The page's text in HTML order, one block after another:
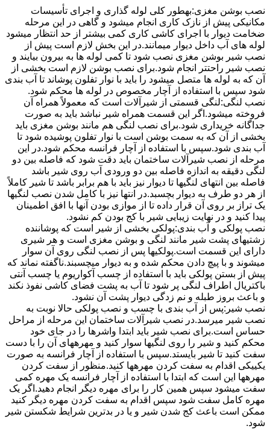
نصب بوشن مغزی:بهطور کلی لوله گذاری و اجرای تأسیسات
مکانیکی پیش از نازک کاری انجام میشود و گاهی در این مرحله
ضخامت دیوار با اجرای کاشی کاری کمی بیشتر از حد انتظار میشود
لوله های آب داخل دیوار میمانند.در این بخش لازم است پیش از
نصب شیر بوشن مغزی نصب شود تا کمی لوله ها به بیرون بیایند و
نصب شیر راحتتر انجام شود.برای نصب بوشن لازم است بخشی از
آن که به لوله ها متصل میشود را باید با نوار تفلون پوشاند تا آب بندی
شود سپس با استفاده از آچار مخصوص در لوله ها محکم شود.
نصب لنگی:لنگی قسمتی از شیرآلات است که معمولاً همراه آن
فروخته میشود.اگر این قسمت همراه شیر نباشد باید به صورت
جداگانه خریداری شود.برای نصب لنگی هم مانند بوشن مغزی باید
بخشی از آن که به سمت بوشن است با نوار تفلون پوشیده شود تا
آب بندی شود.سپس با استفاده از آچار فرانسه محکم شود.در این
مرحله از نصب شیرآلات ساختمان باید دقت شود که فاصله بین دو
لنگی دقیقه به اندازه فاصله بین دو ورودی آب روی شیر باشد
فاصله بین انتهای لنگیها تا دیوار نیز باید با هم برابر باشد تا شیر کاملاً
از هر دو طرف به دیوار بچسبد.در انتها نیز با کامل شدن نصب لنگیها
یک تراز بر روی آن قرار داده تا از موازی بودن آنها با افق اطمینان
پیدا کنید و در نهایت زیبایی شیر با کج بودن کم نشود.
نصب پولکی و آب بندی:پولکی بخشی از شیر است که پوشاننده
زشتیهای پشت شیر مانند لنگی و بوشن مغزی است و هر شیری
دارای این قسمت است.پولکیها پس از نصب لنگی روی آن سوار
میشوند و با پیچ دادن محکم شده و به دیوار میچسبند.ناگفته نماند که
پیش از بستن پولکی باید با استفاده از چسب آکواریوم یا چسب آنتی
باکتریال اطراف لنگی پر شود تا آب به پشت فضای کاشی نفوذ نکند
و باعث بروز طبله و نم زدگی دیوار پشت آن نشود.
نصب شیر:پس از آب بندی با چسب و نصب پولکی حالا نوبت به
نصب شیر میرسد.در نصب شیرآلات ساختمان این مرحله از مراحل
حساس است.برای نصب شیر باید ابتدا واشرها را در جای خود
محکم کنید و شیر را روی لنگیها سوار کنید و مهرههای آن را با دست
سفت کنید تا شیر بایستد.سپس با استفاده از آچار فرانسه به صورت
یکییکی اقدام به سفت کردن مهرهها کنید.منظور از سفت کردن
مهرهها این است که ابتدا با استفاده از آچار فرانسه یک مهره کمی
سفت میشود سپس همین کار را برای مهره دیگر انجام دهید.اگر یک
مهره کامل سفت شود سپس اقدام به سفت کردن مهره دیگر کنید
ممکن است باعث کج شدن شیر و یا در بدترین شرایط شکستن شیر
شود.